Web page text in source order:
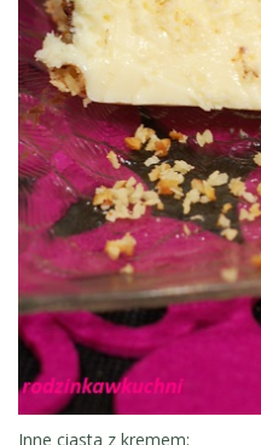
Inne ciasta z kremem: